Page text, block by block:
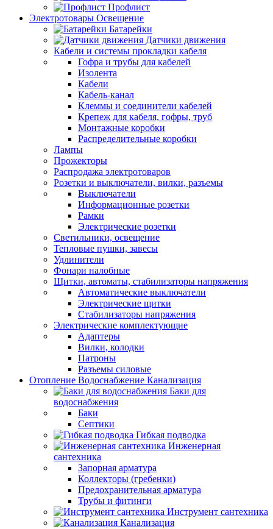
Профлист
Электротовары Освещение
Батарейки
Датчики движения
Кабели и системы прокладки кабеля
Гофра и трубы для кабелей
Изолента
Кабели
Кабель-канал
Клеммы и соединители кабелей
Крепеж для кабеля, гофры, труб
Монтажные коробки
Распределительные коробки
Лампы
Прожекторы
Распродажа электротоваров
Розетки и выключатели, вилки, разъемы
Выключатели
Информационные розетки
Рамки
Электрические розетки
Светильники, освещение
Тепловые пушки, завесы
Удлинители
Фонари налобные
Щитки, автоматы, стабилизаторы напряжения
Автоматические выключатели
Электрические щитки
Стабилизаторы напряжения
Электрические комплектующие
Адаптеры
Вилки, колодки
Патроны
Разъемы силовые
Отопление Водоснабжение Канализация
Баки для
водоснабжения
Баки
Септики
Гибкая подводка
Инженерная
сантехника
Запорная арматура
Коллекторы (гребенки)
Предохранительная арматура
Трубы и фитинги
Инструмент сантехника
Канализация